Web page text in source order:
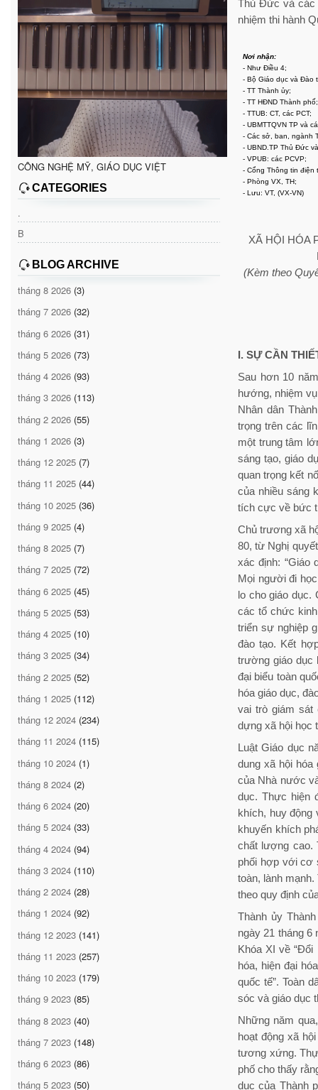
CÔNG NGHỆ MỸ, GIÁO DỤC VIỆT
CATEGORIES
.
B
BLOG ARCHIVE
tháng 8 2026 (3)
tháng 7 2026 (32)
tháng 6 2026 (31)
tháng 5 2026 (73)
tháng 4 2026 (93)
tháng 3 2026 (113)
tháng 2 2026 (55)
tháng 1 2026 (3)
tháng 12 2025 (7)
tháng 11 2025 (44)
tháng 10 2025 (36)
tháng 9 2025 (4)
tháng 8 2025 (7)
tháng 7 2025 (72)
tháng 6 2025 (45)
tháng 5 2025 (53)
tháng 4 2025 (10)
tháng 3 2025 (34)
tháng 2 2025 (52)
tháng 1 2025 (112)
tháng 12 2024 (234)
tháng 11 2024 (115)
tháng 10 2024 (1)
tháng 8 2024 (2)
tháng 6 2024 (20)
tháng 5 2024 (33)
tháng 4 2024 (94)
tháng 3 2024 (110)
tháng 2 2024 (28)
tháng 1 2024 (92)
tháng 12 2023 (141)
tháng 11 2023 (257)
tháng 10 2023 (179)
tháng 9 2023 (85)
tháng 8 2023 (40)
tháng 7 2023 (148)
tháng 6 2023 (86)
tháng 5 2023 (50)
Thủ Đức và các
nhiệm thi hành
Nơi nhận:
- Như Điều 4;
- Bộ Giáo dục và Đào
- TT Thành ủy;
- TT HĐND Thành phố;
- TTUB: CT, các PCT;
- UBMTTQVN TP và
- Các sở, ban, ngành
- UBND.TP Thủ Đức
- VPUB: các PCVP;
- Cổng Thông tin điện
- Phòng VX, TH;
- Lưu: VT, (VX-VN)
XÃ HỘI HÓA
(Kèm theo
I. SỰ CẦN
Sau hơn 10
hướng, nhiệm
Nhân dân
trọng trên các
một trung tâm
sáng tạo, giáo
quan trọng kết
của nhiều sáng
tích cực về bức
Chủ trương xã
80, từ Nghị
xác định: “Giáo
Mọi người đi
lo cho giáo dục.
các tổ chức
triển sự nghiệp
đào tạo. Kết
trường giáo dục
đại biểu toàn
hóa giáo dục,
vai trò giám sát
dựng xã hội học
Luật Giáo dục
dung xã hội hóa
của Nhà nước
dục. Thực hiện
khích, huy động
khuyến khích
chất lượng cao.
phối hợp với cơ
toàn, lành
theo quy định
Thành ủy
ngày 21 tháng 6
Khóa XI về
hóa, hiện đại
quốc tế”. Toàn
sóc và giáo dục
Những năm
hoạt động xã
tương xứng.
phố cho thấy
dục của Thành